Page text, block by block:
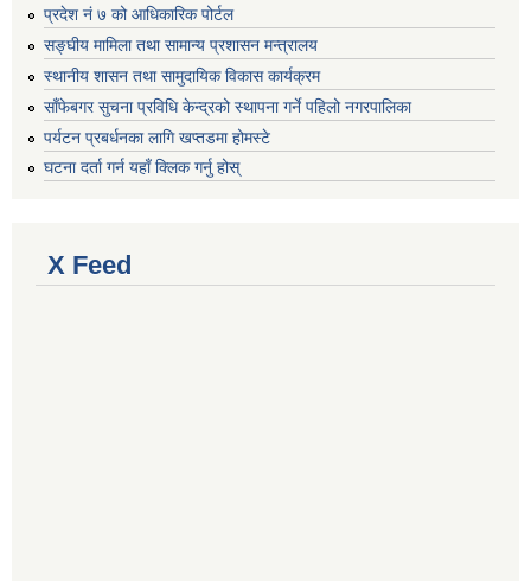
प्रदेश नं ७ को आधिकारिक पोर्टल
सङ्घीय मामिला तथा सामान्य प्रशासन मन्त्रालय
स्थानीय शासन तथा सामुदायिक विकास कार्यक्रम
साँफेबगर सुचना प्रविधि केन्द्रको स्थापना गर्ने पहिलो नगरपालिका
पर्यटन प्रबर्धनका लागि खप्तडमा होमस्टे
घटना दर्ता गर्न यहाँ क्लिक गर्नु होस्
X Feed